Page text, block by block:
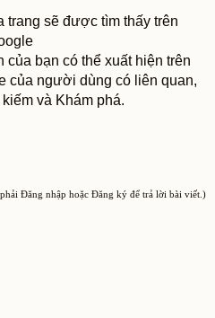
trang sẽ được tìm thấy trên
của bạn có thể xuất hiện trên
của người dùng có liên quan,
và Khám phá.
Đăng nhập hoặc Đăng ký để trả lời bài viết.)